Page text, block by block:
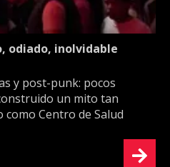
odiado, inolvidable
y post-punk: pocos
un mito tan
Centro de Salud